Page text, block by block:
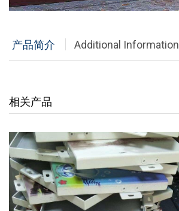
商业地产
体育会展
酒店娱乐
汽车4S店
联系我们
联系方式
产品简介 Additional Information
相关产品